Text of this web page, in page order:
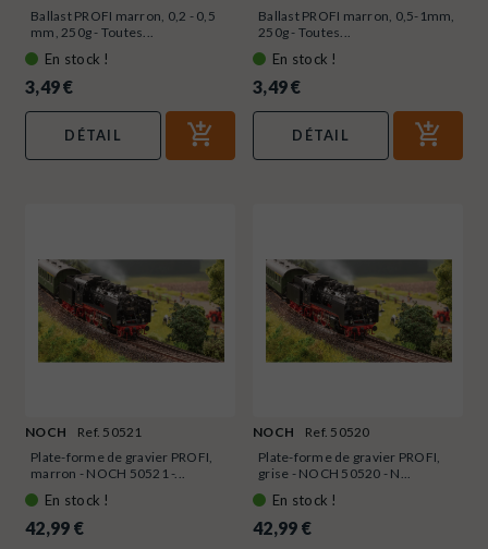
Ballast PROFI marron, 0,2 - 0,5
mm, 250g - Toutes...
En stock !
3,49 €
DÉTAIL
Ballast PROFI marron, 0,5-1mm,
250g - Toutes...
En stock !
3,49 €
DÉTAIL
NOCH
Ref. 50521
Plate-forme de gravier PROFI,
marron - NOCH 50521 -...
En stock !
42,99 €
NOCH
Ref. 50520
Plate-forme de gravier PROFI,
grise - NOCH 50520 - N...
En stock !
42,99 €